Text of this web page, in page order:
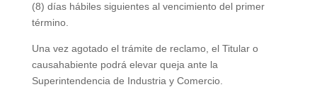
(8) días hábiles siguientes al vencimiento del primer
término.
Una vez agotado el trámite de reclamo, el Titular o
causahabiente podrá elevar queja ante la
Superintendencia de Industria y Comercio.